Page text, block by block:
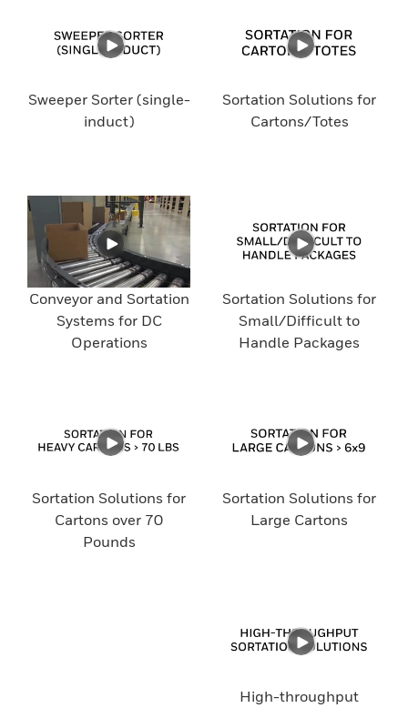
Sweeper Sorter (single-
induct)
Sortation Solutions for
Cartons/Totes
Conveyor and Sortation
Systems for DC
Operations
Sortation Solutions for
Small/Difficult to
Handle Packages
Sortation Solutions for
Cartons over 70
Pounds
Sortation Solutions for
Large Cartons
High-throughput